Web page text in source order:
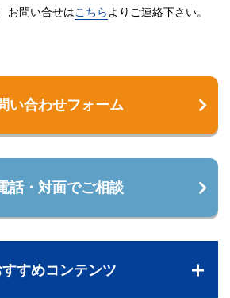
お問い合せはこちら よりご連絡下さい。
い合わせフォーム
話・対面でご相談
すすめコンテンツ